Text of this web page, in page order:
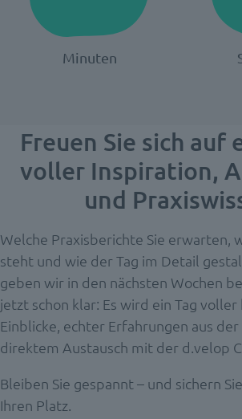
Minuten
Freuen Sie sich auf
voller Inspiration,
und
Welche Praxisberichte Sie erwarten,
steht und wie der Tag im Detail
geben wir in den nächsten Wochen
jetzt schon klar: Es wird ein Tag
Einblicke, echter Erfahrungen aus der
direktem Austausch mit der d.velop
Bleiben Sie gespannt – und sichern
Ihren Platz.